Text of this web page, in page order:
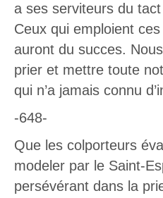
a ses serviteurs du
Ceux qui emploient
auront du succes.
prier et mettre toute
qui n’a jamais connu
-648-
Que les colporteurs
modeler par le Saint-
persévérant dans la